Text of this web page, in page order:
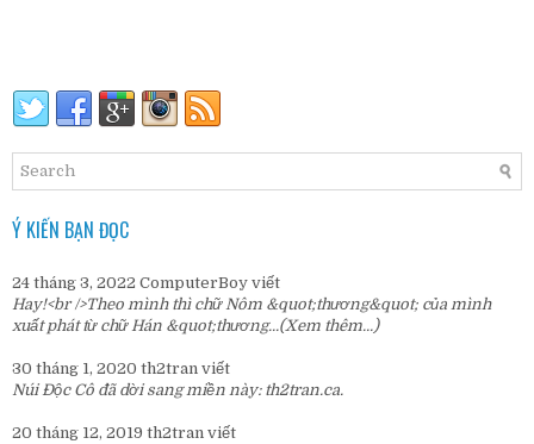
Ý KIẾN BẠN ĐỌC
24 tháng 3, 2022 ComputerBoy viết
Hay!<br />Theo mình thì chữ Nôm &quot;thương&quot; của mình
xuất phát từ chữ Hán &quot;thương...(Xem thêm...)
30 tháng 1, 2020 th2tran viết
Núi Độc Cô đã dời sang miền này: th2tran.ca.
20 tháng 12, 2019 th2tran viết